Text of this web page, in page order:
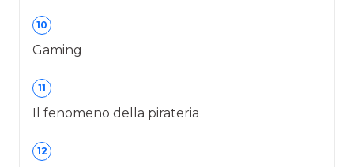
10
Gaming
11
Il fenomeno della pirateria
12